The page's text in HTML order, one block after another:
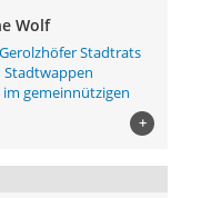
Wolf
Stadtrats
Stadtwappen
gemeinnützigen
+